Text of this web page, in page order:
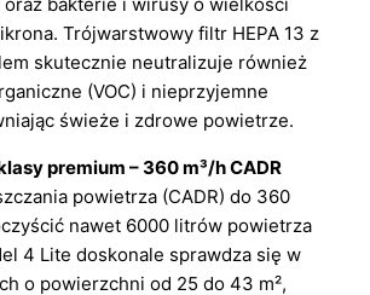
Trójwarstwowy filtr HEPA 13 z
skutecznie neutralizuje również
(VOC) i nieprzyjemne
świeże i zdrowe powietrze.
premium – 360 m³/h CADR
powietrza (CADR) do 360
nawet 6000 litrów powietrza
4 Lite doskonale sprawdza się w
o powierzchni od 25 do 43 m²,